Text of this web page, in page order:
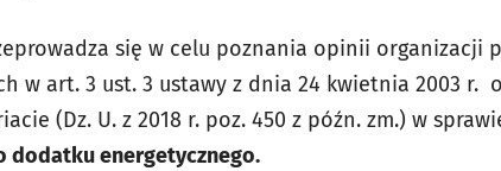
się w celu poznania opinii organizacji
w art. 3 ust. 3 ustawy z dnia 24 kwietnia 2003 r.
(Dz. U. z 2018 r. poz. 450 z późn. zm.) w
dodatku energetycznego.